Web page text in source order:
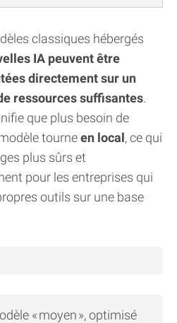
classiques hébergés
IA peuvent être
directement sur un
ressources suffisantes.
que plus besoin de
tourneen local, ce qui
plus sûrs et
pour les entreprises qui
outils sur une base
« moyen », optimisé